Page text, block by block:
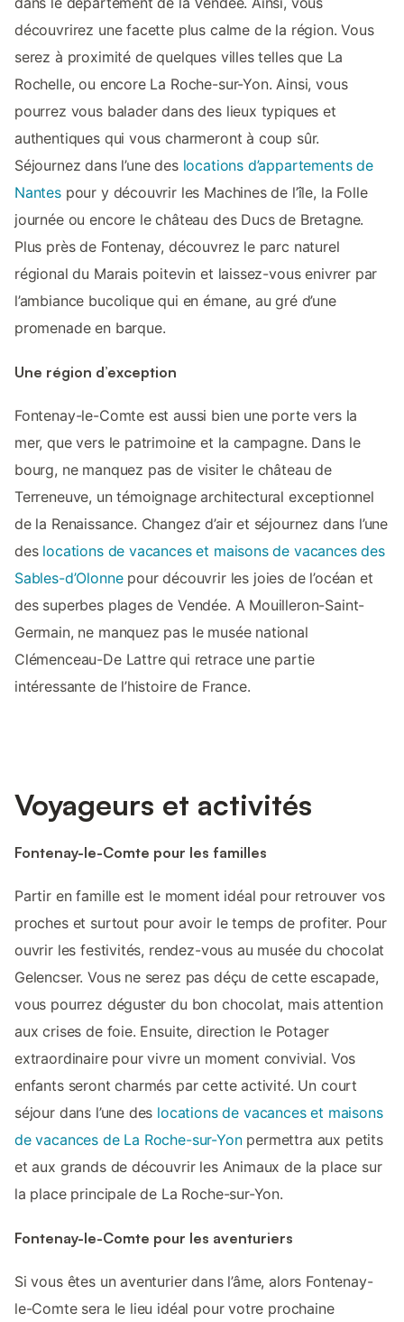
découvrirez une facette plus calme de la région. Vous
serez à proximité de quelques villes telles que La
Rochelle, ou encore La Roche-sur-Yon. Ainsi, vous
pourrez vous balader dans des lieux typiques et
authentiques qui vous charmeront à coup sûr.
Séjournez dans l’une des locations d’appartements de
Nantespour y découvrir les Machines de l’île, la Folle
journée ou encore le château des Ducs de Bretagne.
Plus près de Fontenay, découvrez le parc naturel
régional du Marais poitevin et laissez-vous enivrer par
l’ambiance bucolique qui en émane, au gré d’une
promenade en barque.
Une région d’exception
Fontenay-le-Comte est aussi bien une porte vers la
mer, que vers le patrimoine et la campagne. Dans le
bourg, ne manquez pas de visiter le château de
Terreneuve, un témoignage architectural exceptionnel
de la Renaissance. Changez d’air et séjournez dans l’une
des locations de vacances et maisons de vacances des
Sables-d’Olonnepour découvrir les joies de l’océan et
des superbes plages de Vendée. A Mouilleron-Saint-
Germain, ne manquez pas le musée national
Clémenceau-De Lattre qui retrace une partie
intéressante de l’histoire de France.
Voyageurs et activités
Fontenay-le-Comte pour les familles
Partir en famille est le moment idéal pour retrouver vos
proches et surtout pour avoir le temps de profiter. Pour
ouvrir les festivités, rendez-vous au musée du chocolat
Gelencser. Vous ne serez pas déçu de cette escapade,
vous pourrez déguster du bon chocolat, mais attention
aux crises de foie. Ensuite, direction le Potager
extraordinaire pour vivre un moment convivial. Vos
enfants seront charmés par cette activité. Un court
séjour dans l’une des locations de vacances et maisons
de vacances de La Roche-sur-Yonpermettra aux petits
et aux grands de découvrir les Animaux de la place sur
la place principale de La Roche-sur-Yon.
Fontenay-le-Comte pour les aventuriers
Si vous êtes un aventurier dans l’âme, alors Fontenay-
le-Comte sera le lieu idéal pour votre prochaine